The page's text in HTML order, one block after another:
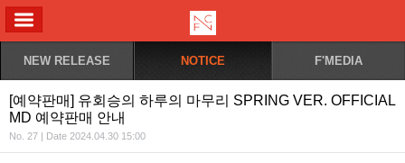
NEW RELEASE NOTICE F'MEDIA
[예약판매] 유회승의 하루의 마무리 SPRING VER. OFFICIAL
MD 예약판매 안내
No. 27 | Date 2024.04.30 15:00